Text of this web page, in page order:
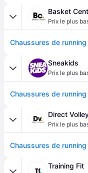
Basket
Prix le plus
Sneakids
Prix le plus
Direct
Prix le plus
Training Fit